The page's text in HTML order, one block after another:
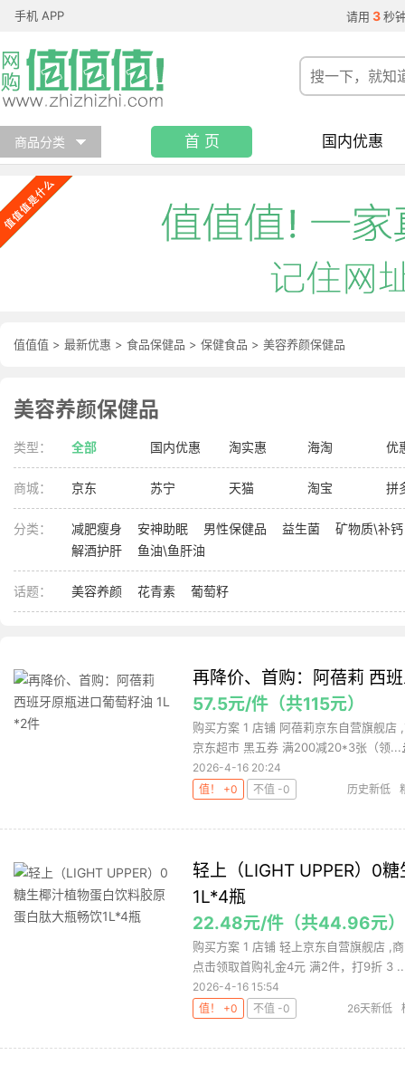
手机 APP 请用 3 秒
商品分类 首 页 国内优惠
值值值 > 最新优惠 > 食品保健品 > 保健食品 > 美容养颜保健品
美容养颜保健品
类型： 全部 国内优惠 淘实惠 海淘 优
商城： 京东 苏宁 天猫 淘宝 拼
分类： 减肥瘦身 安神助眠 男性保健品 益生菌
矿物质\补钙
解酒护肝
鱼油\鱼肝油
话题： 美容养颜 花青素 葡萄籽
再降价、首购：阿蓓莉 西
57.5元/件（共115元）
购买方案 1 店铺 阿蓓莉京东自营旗舰
京东超市 黑五券 满200减20*3张（领...
2026-4-16 20:24
值！ +0
不值 -0 历史新低
轻上（LIGHT UPPER）0
1L*4瓶
22.48元/件（共44.96元）
购买方案 1 店铺 轻上京东自营旗舰店 ,
点击领取首购礼金4元 满2件，打9折 3
2026-4-16 15:54
值！ +0
不值 -0 26天新低